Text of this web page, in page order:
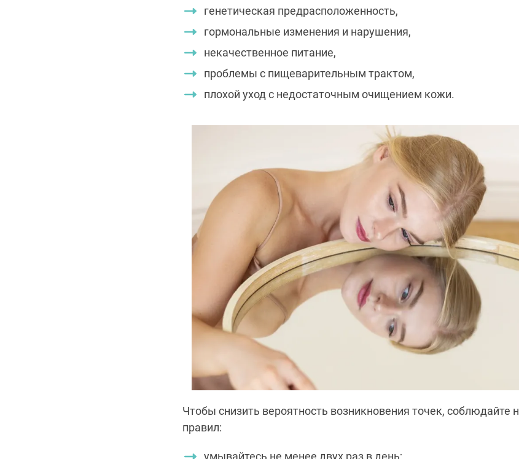
генетическая предрасположенность,
гормональные изменения и нарушения,
некачественное питание,
проблемы с пищеварительным трактом,
плохой уход с недостаточным очищением кожи.
Чтобы снизить вероятность возникновения точек, соблюдайте
правил:
умывайтесь не менее двух раз в день;